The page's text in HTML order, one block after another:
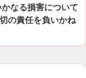
なる損害について
の責任を負いかね